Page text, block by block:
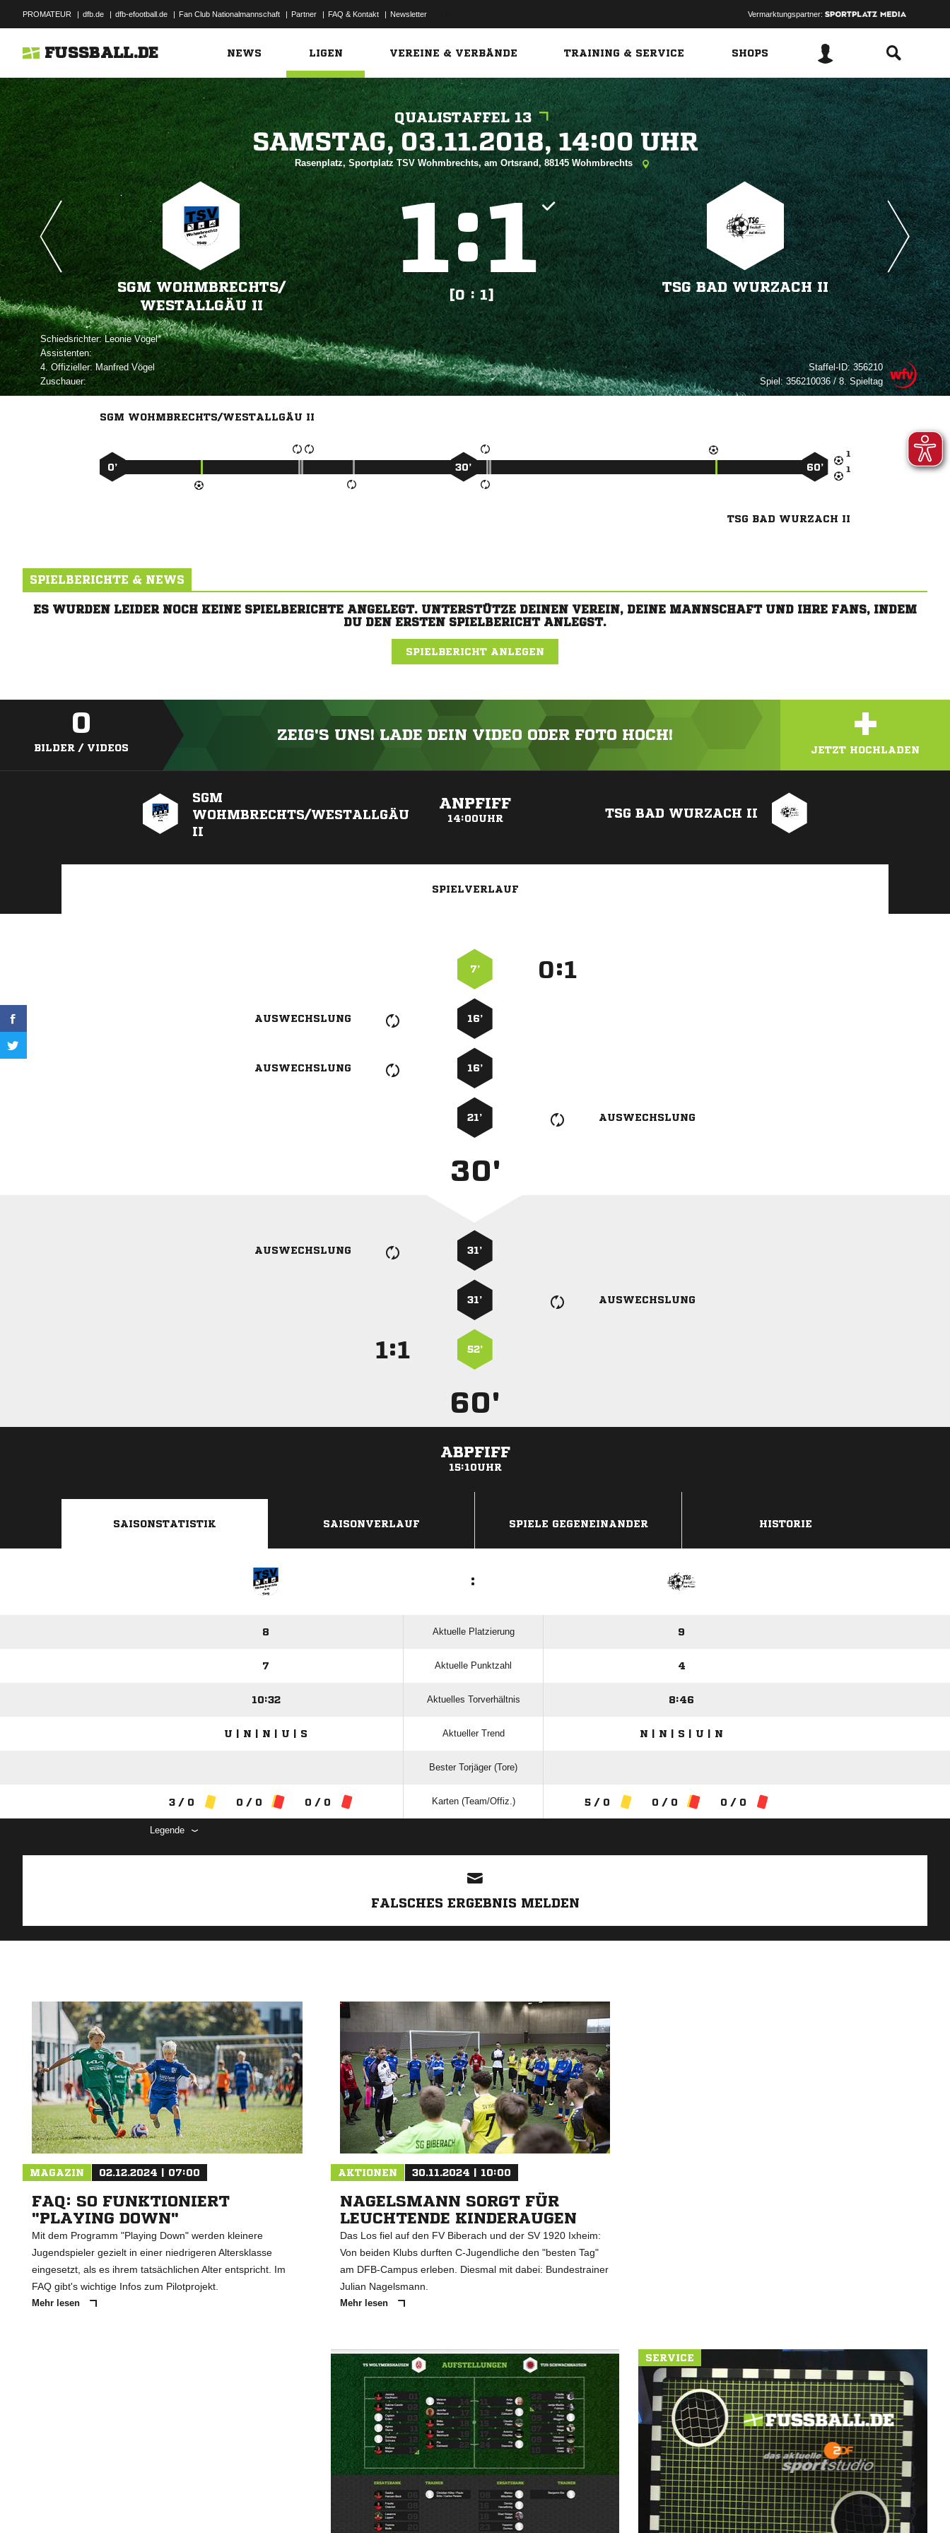
PROMATEUR | dfb.de | dfb-efootball.de | Fan Club Nationalmannschaft | Partner | FAQ & Kontakt | Newsletter Vermarktungspartner:
FUSSBALL.DE NEWS LIGEN VEREINE & VERBÄNDE TRAINING & SERVICE SHOPS
QUALISTAFFEL 13
   
Rasenplatz, Sportplatz TSV Wohmbrechts, am Ortsrand, 88145 Wohmbrechts
SGM WOHMBRECHTS/​
WESTALLGÄU II
:
[0 : 1]
TSG BAD WURZACH II
Schiedsrichter: 
Assistenten:
4. Offizieller: 
Zuschauer:
Staffel-ID:356210
Spiel:356210036 / 8. Spieltag
SGM WOHMBRECHTS/WESTALLGÄU II


0’ 30’ 60’
TSG BAD WURZACH II
SPIELBERICHTE & NEWS
ES WURDEN LEIDER NOCH KEINE SPIELBERICHTE ANGELEGT. UNTERSTÜTZE DEINEN VEREIN, DEINE MANNSCHAFT UND IHRE FANS, INDEM
DU DEN ERSTEN SPIELBERICHT ANLEGST.
SPIELBERICHT ANLEGEN
0
BILDER / VIDEOS
ZEIG'S UNS! LADE DEIN VIDEO ODER FOTO HOCH! +
JETZT HOCHLADEN
SGM
WOHMBRECHTS/WESTALLGÄU
II
ANPFIFF
14:00UHR TSG BAD WURZACH II
SPIELVERLAUF
7’ :
AUSWECHSLUNG 16’
AUSWECHSLUNG 16’
21’ AUSWECHSLUNG
30'
AUSWECHSLUNG 31’
31’ AUSWECHSLUNG
: 52’
60'
ABPFIFF
15:10UHR
SAISONSTATISTIK SAISONVERLAUF SPIELE GEGENEINANDER HISTORIE
:
8 Aktuelle Platzierung 9
7 Aktuelle Punktzahl 4
10:32 Aktuelles Torverhältnis 8:46
U | N | N | U | S Aktueller Trend N | N | S | U | N
Bester Torjäger (Tore)
3 / 0 0 / 0 0 / 0 Karten (Team/Offiz.) 5 / 0 0 / 0 0 / 0
Legende
FALSCHES ERGEBNIS MELDEN
MAGAZIN 02.12.2024 | 07:00
FAQ: SO FUNKTIONIERT
"PLAYING DOWN"
Mit dem Programm "Playing Down" werden kleinere
Jugendspieler gezielt in einer niedrigeren Altersklasse
eingesetzt, als es ihrem tatsächlichen Alter entspricht. Im
FAQ gibt's wichtige Infos zum Pilotprojekt.
Mehr lesen
AKTIONEN 30.11.2024 | 10:00
NAGELSMANN SORGT FÜR
LEUCHTENDE KINDERAUGEN
Das Los fiel auf den FV Biberach und der SV 1920 Ixheim:
Von beiden Klubs durften C-Jugendliche den "besten Tag"
am DFB-Campus erleben. Diesmal mit dabei: Bundestrainer
Julian Nagelsmann.
Mehr lesen
SERVICE